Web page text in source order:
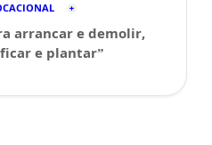
arrancar e demolir,
e plantar”